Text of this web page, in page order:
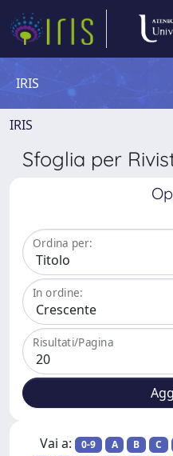
IRIS
IRIS
Sfoglia per
Ordina per:
In ordine:
Risultati/Pagina
Vai a: 0-9 A B C